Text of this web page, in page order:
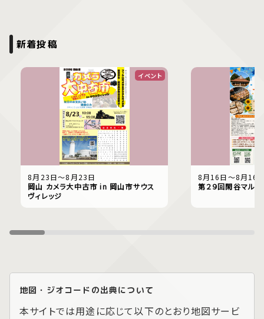
新着投稿
イベント
8月23日〜8月23日
岡山 カメラ大中古市 in 岡山市サウス
ヴィレッジ
8月16日〜8月16
第２９回閑谷マルシ
地図・ジオコードの出典について
本サイトでは用途に応じて以下のとおり地図サービ